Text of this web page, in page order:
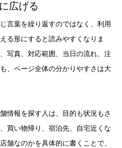
広げる
言葉を繰り返すのではなく、利用
る形にすると読みやすくなりま
写真、対応範囲、当日の流れ、注
、ページ全体の分かりやすさは大
情報を探す人は、目的も状況もさ
買い物帰り、宿泊先、自宅近くな
舗なのかを具体的に書くことで、